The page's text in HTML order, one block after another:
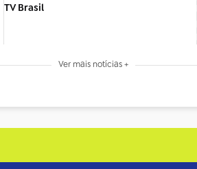
TV Brasil
Ver mais notícias +